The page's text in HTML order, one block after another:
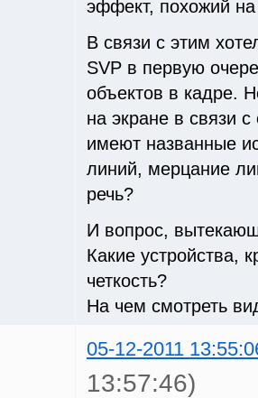
эффект, похожий
В связи с этим
SVP в первую
объектов в кадре.
на экране в связи
имеют названные
линий, мерцание
речь?
И вопрос,
Какие устройства,
четкость?
На чем смотреть
05-12-2011
13:57:46)